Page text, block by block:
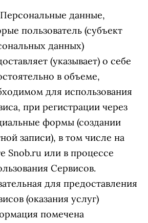
Персональные данные,
пользователь (субъект
данных)
(указывает) о себе
в объеме,
для использования
при регистрации через
формы (создании
записи), в том числе на
Snob.ru или в процессе
Сервисов.
для предоставления
(оказания услуг)
помечена